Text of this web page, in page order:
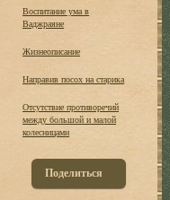
Воспитание ума в
Ваджраяне
Жизнеописание
Направив посох на старика
Отсутствие противоречий
между большой и малой
колесницами
Поделиться